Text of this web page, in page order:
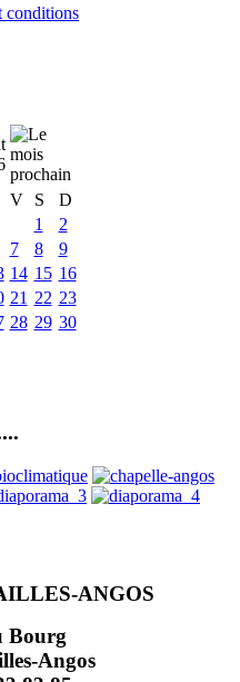
conditions
V S
D
1
2
7 8
9
14 15 16
21 22 23
28 29 30
ANGOS
Bourg
Angos